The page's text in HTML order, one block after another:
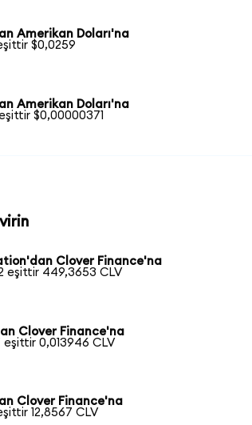
Amerikan Doları'na
$0,0259
Amerikan Doları'na
$0,00000371
Clover Finance'na
eşittir 449,3653 CLV
Clover Finance'na
eşittir 0,013946 CLV
Clover Finance'na
12,8567 CLV